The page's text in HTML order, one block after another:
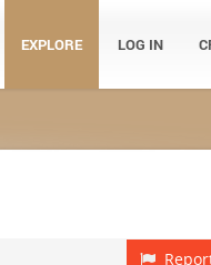
EXPLORE LOG IN